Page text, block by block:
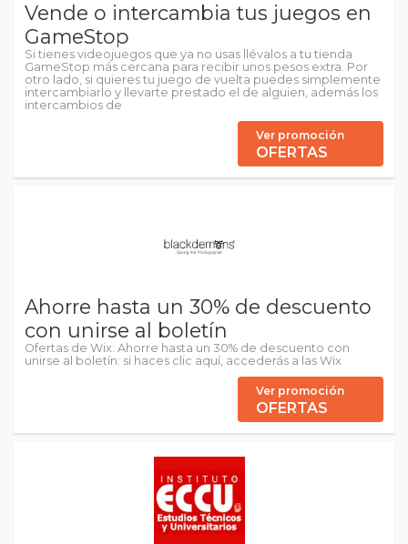
Vende o intercambia tus juegos en
GameStop
Si tienes videojuegos que ya no usas llévalos a tu tienda
GameStop más cercana para recibir unos pesos extra. Por
otro lado, si quieres tu juego de vuelta puedes simplemente
intercambiarlo y llevarte prestado el de alguien, además los
intercambios de
Ver promoción
OFERTAS
Ahorre hasta un 30% de descuento
con unirse al boletín
Ofertas de Wix: Ahorre hasta un 30% de descuento con
unirse al boletín: si haces clic aquí, accederás a las Wix
Ver promoción
OFERTAS